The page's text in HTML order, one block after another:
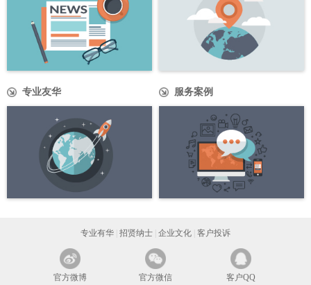
专业友华 服务案例
专业有华 招贤纳士 企业文化 客户投诉
官方微博 官方微信 客户QQ